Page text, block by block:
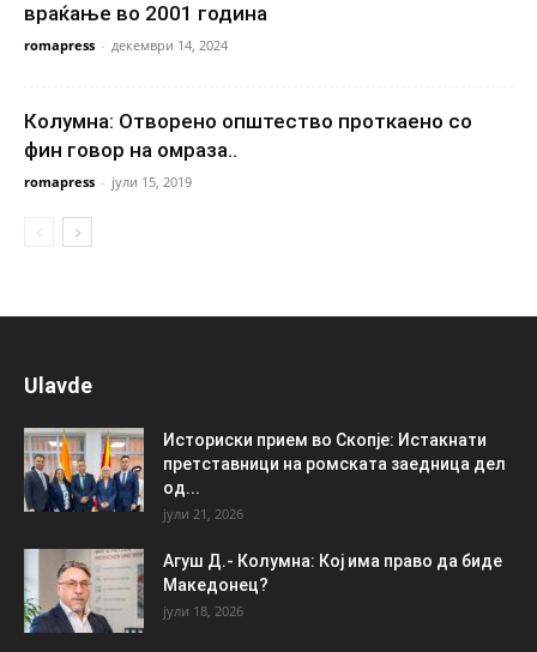
враќање во 2001 година
romapress - декември 14, 2024
Колумна: Отворено општество проткаено со
фин говор на омраза..
romapress - јули 15, 2019
Ulavde
Историски прием во Скопје: Истакнати
претставници на ромската заедница дел
од...
јули 21, 2026
Агуш Д.- Колумна: Кој има право да биде
Македонец?
јули 18, 2026